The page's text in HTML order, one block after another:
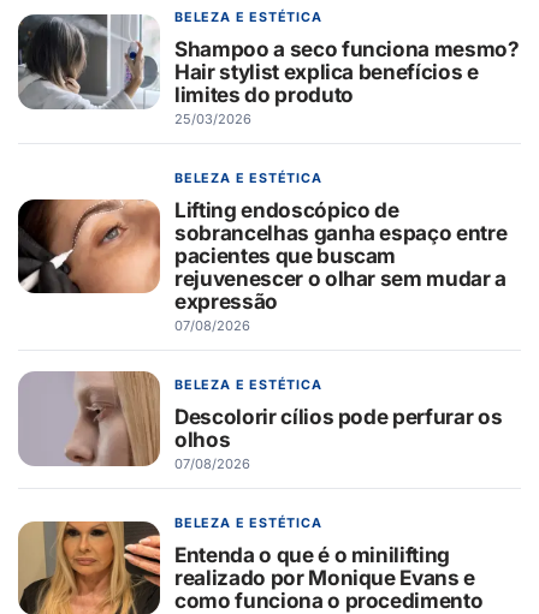
BELEZA E ESTÉTICA
Shampoo a seco funciona mesmo?
Hair stylist explica benefícios e
limites do produto
25/03/2026
BELEZA E ESTÉTICA
Lifting endoscópico de
sobrancelhas ganha espaço entre
pacientes que buscam
rejuvenescer o olhar sem mudar a
expressão
07/08/2026
BELEZA E ESTÉTICA
Descolorir cílios pode perfurar os
olhos
07/08/2026
BELEZA E ESTÉTICA
Entenda o que é o minilifting
realizado por Monique Evans e
como funciona o procedimento